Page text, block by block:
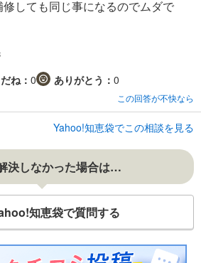
しても同じ事になるのでムダで
ね： 0 ありがとう： 0
この回答が不快なら
Yahoo!知恵袋でこの相談を見る
決しなかった場合は…
知恵袋で質問する